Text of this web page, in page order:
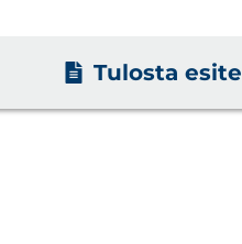
Tulosta esite